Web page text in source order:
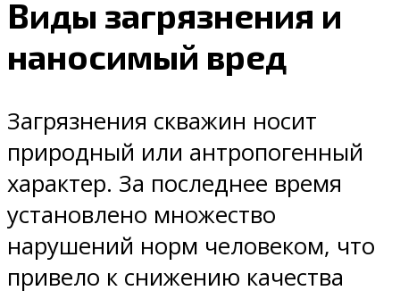
Виды загрязнения и
наносимый вред
Загрязнения скважин носит
природный или антропогенный
характер. За последнее время
установлено множество
нарушений норм человеком, что
привело к снижению качества